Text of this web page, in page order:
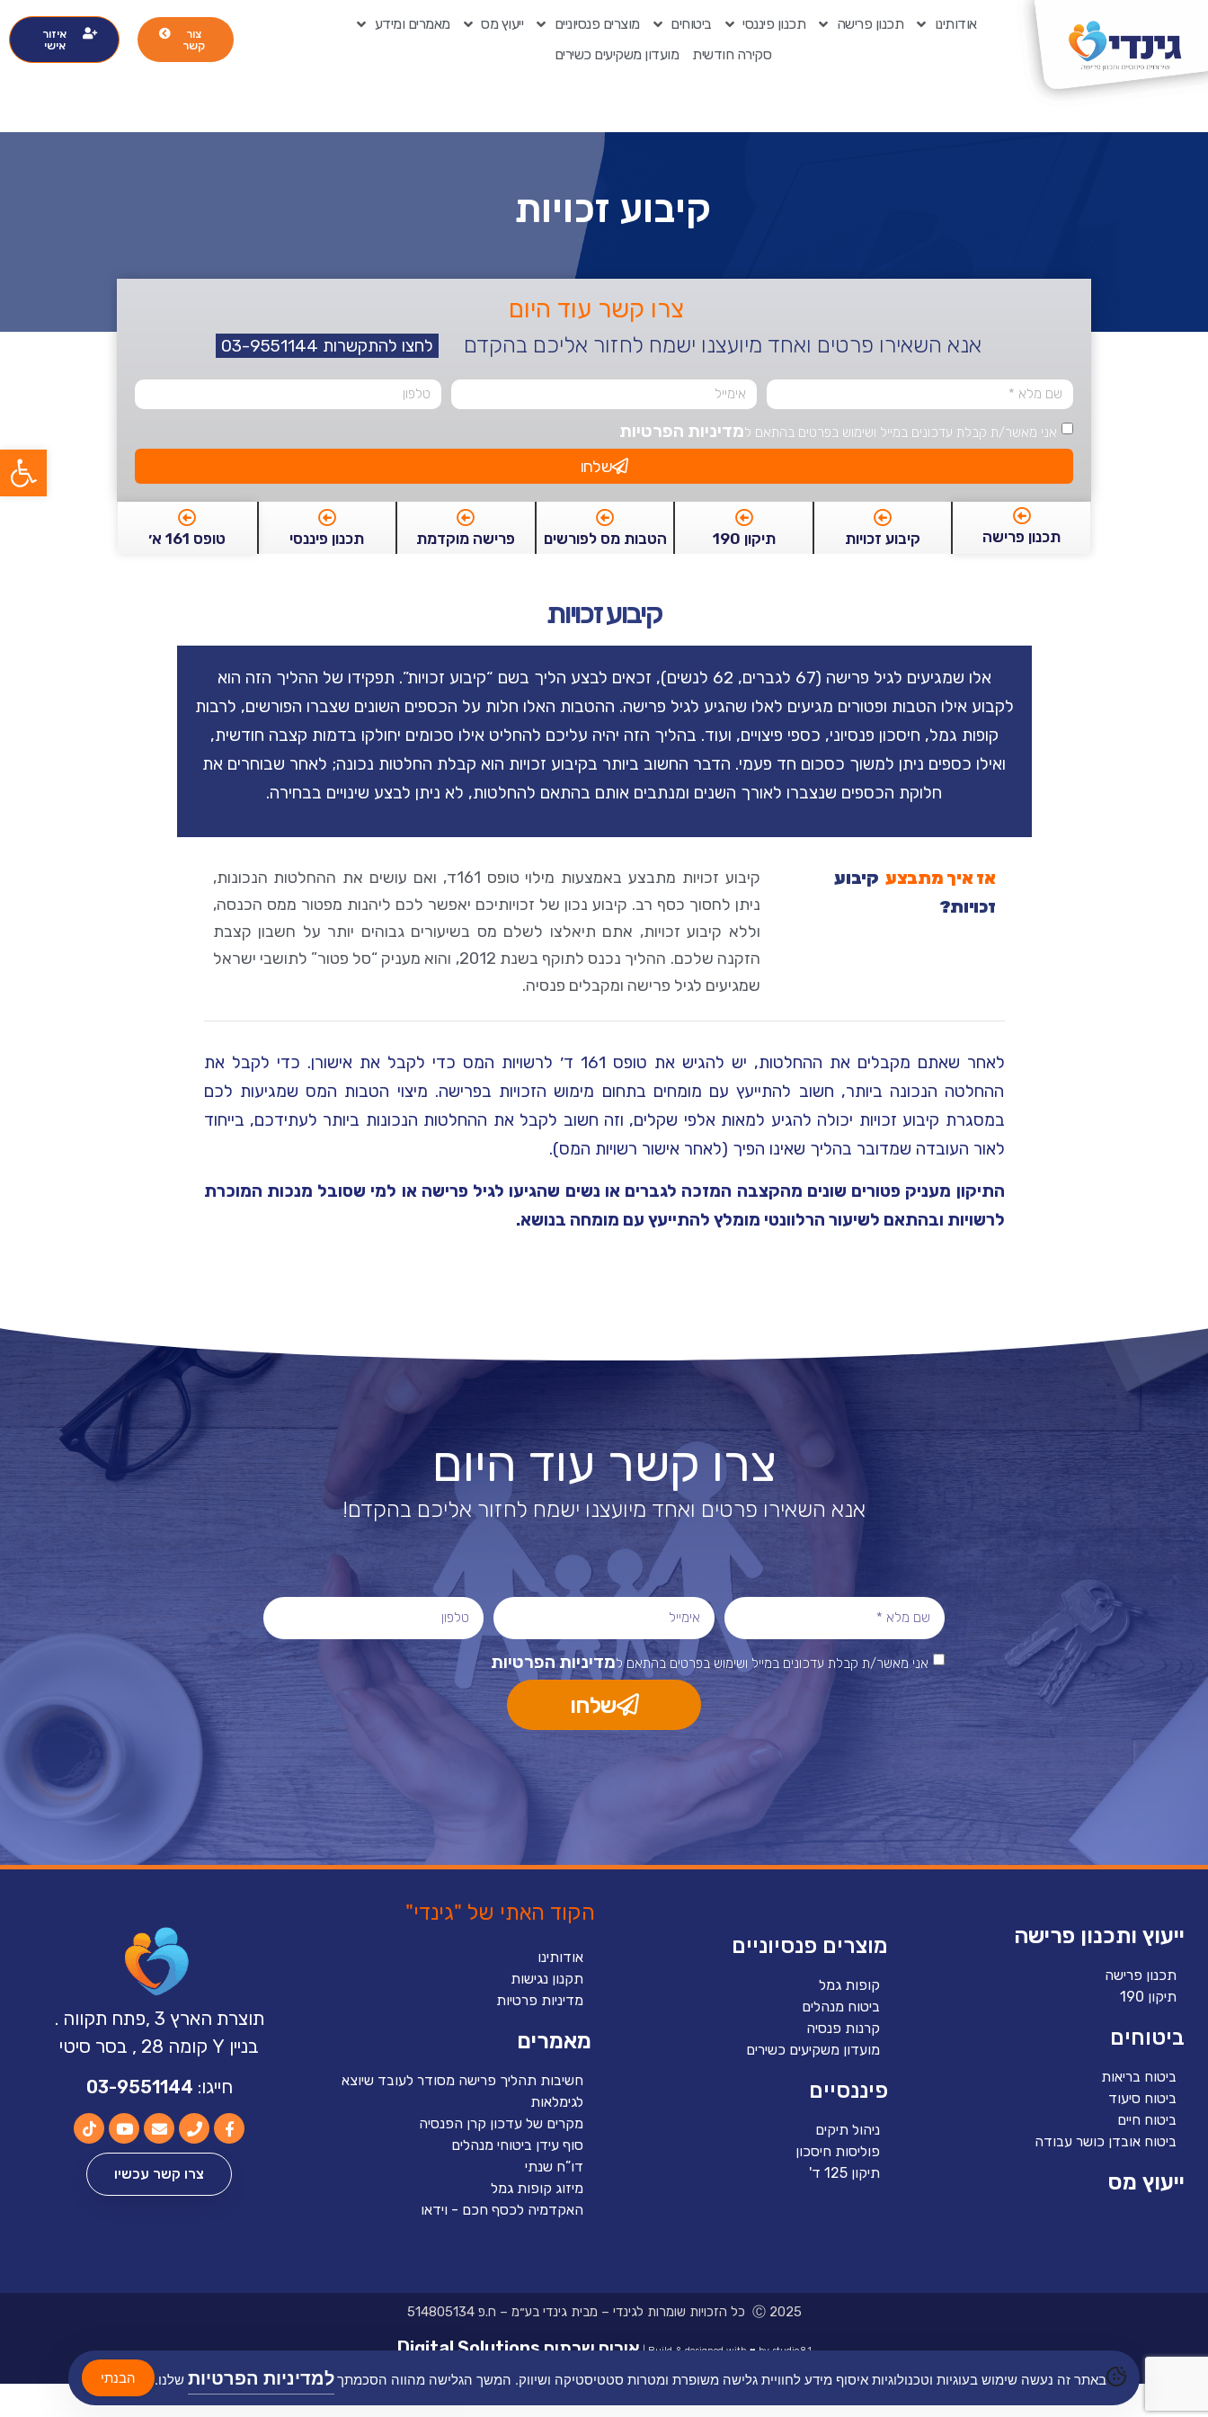
פתח
אודותינו תכנון פרישה תכנון פיננסי ביטוחים מוצרים פנסיוניים ייעוץ מס
מאמרים ומידע
סקירה חודשית
מועדון משקיעים כשירים
צור
קשר
איזור
אישי
קיבוע זכויות
צרו קשר עוד היום
אנא השאירו פרטים ואחד מיועצנו ישמח לחזור אליכם בהקדם לחצו להתקשרות 03-9551144
אני מאשר/ת קבלת עדכונים במייל ושימוש בפרטים בהתאם למדיניות הפרטיות
שלחו
תכנון פרישה קיבוע זכויות תיקון 190 הטבות מס לפורשים פרישה מוקדמת תכנון פיננסי טופס 161 א׳
קיבוע זכויות
אלו שמגיעים לגיל פרישה (67 לגברים, 62 לנשים), זכאים לבצע הליך בשם “קיבוע זכויות”. תפקידו של ההליך הזה הוא
לקבוע אילו הטבות ופטורים מגיעים לאלו שהגיע לגיל פרישה. ההטבות האלו חלות על הכספים השונים שצברו הפורשים, לרבות
קופות גמל, חיסכון פנסיוני, כספי פיצויים, ועוד. בהליך הזה יהיה עליכם להחליט אילו סכומים יחולקו בדמות קצבה חודשית,
ואילו כספים ניתן למשוך כסכום חד פעמי. הדבר החשוב ביותר בקיבוע זכויות הוא קבלת החלטות נכונה; לאחר שבוחרים את
חלוקת הכספים שנצברו לאורך השנים ומנתבים אותם בהתאם להחלטות, לא ניתן לבצע שינויים בבחירה.
אז איך מתבצע קיבוע
זכויות?
קיבוע זכויות מתבצע באמצעות מילוי טופס 161ד, ואם עושים את ההחלטות הנכונות,
ניתן לחסוך כסף רב. קיבוע נכון של זכויותיכם יאפשר לכם ליהנות מפטור ממס הכנסה,
וללא קיבוע זכויות, אתם תיאלצו לשלם מס בשיעורים גבוהים יותר על חשבון קצבת
הזקנה שלכם. ההליך נכנס לתוקף בשנת 2012, והוא מעניק “סל פטור” לתושבי ישראל
שמגיעים לגיל פרישה ומקבלים פנסיה.
לאחר שאתם מקבלים את ההחלטות, יש להגיש את טופס 161 ד׳ לרשויות המס כדי לקבל את אישורן. כדי לקבל את
ההחלטה הנכונה ביותר, חשוב להתייעץ עם מומחים בתחום מימוש הזכויות בפרישה. מיצוי הטבות המס שמגיעות לכם
במסגרת קיבוע זכויות יכולה להגיע למאות אלפי שקלים, וזה חשוב לקבל את ההחלטות הנכונות ביותר לעתידכם, בייחוד
לאור העובדה שמדובר בהליך שאינו הפיך (לאחר אישור רשויות המס).
התיקון מעניק פטורים שונים מהקצבה המזכה לגברים או נשים שהגיעו לגיל פרישה או למי שסובל מנכות המוכרת
לרשויות ובהתאם לשיעור הרלוונטי מומלץ להתייעץ עם מומחה בנושא.
צרו קשר עוד היום
אנא השאירו פרטים ואחד מיועצנו ישמח לחזור אליכם בהקדם!
אני מאשר/ת קבלת עדכונים במייל ושימוש בפרטים בהתאם למדיניות הפרטיות
שלחו
ייעוץ ותכנון פרישה
תכנון פרישה
תיקון 190
ביטוחים
ביטוח בריאות
ביטוח סיעוד
ביטוח חיים
ביטוח אובדן כושר עבודה
ייעוץ מס
מוצרים פנסיוניים
קופות גמל
ביטוח מנהלים
קרנות פנסיה
מועדון משקיעים כשירים
פיננסיים
ניהול תיקים
פוליסות חיסכון
תיקון 125 ד'
הקוד האתי של "גינדי"
אודותינו
תקנון נגישות
מדיניות פרטיות
מאמרים
חשיבות תהליך פרישה מסודר לעובד שיוצא
לגימלאות
מקרים של עדכון קרן הפנסיה
סוף עידן ביטוחי מנהלים
דו”ח שנתי
מיזוג קופות גמל
האקדמיה לכסף חכם - וידאו
תוצרת הארץ 3 ,פתח תקווה .
בניין Y קומה 28 , בסר סיטי
חייגו: 03-9551144
צרו קשר עכשיו
Ⓒ 2025 כל הזכויות שומרות לגינדי – מבית גינדי בע״מ – ח.פ 514805134
Build & designed with ♥ by studio81 | אירוח שרתים Digital Solutions
באתר זה נעשה שימוש בעוגיות וטכנולוגיות איסוף מידע לחוויית גלישה משופרת ומטרות סטטיסטיקה ושיווק. המשך הגלישה מהווה הסכמתךלמדיניות הפרטיות שלנו. הבנתי